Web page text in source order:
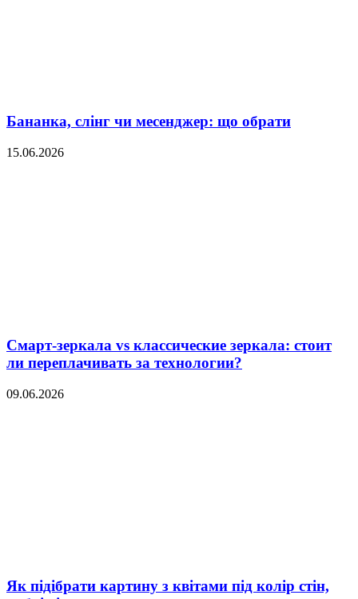
Бананка, слінг чи месенджер: що обрати
15.06.2026
Смарт-зеркала vs классические зеркала: стоит
ли переплачивать за технологии?
09.06.2026
Як підібрати картину з квітами під колір стін,